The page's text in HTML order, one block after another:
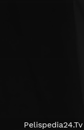
Pelispedia24.Tv